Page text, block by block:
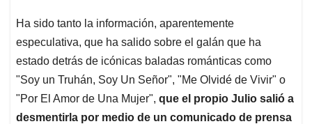
Ha sido tanto la información, aparentemente
especulativa, que ha salido sobre el galán que ha
estado detrás de icónicas baladas románticas como
"Soy un Truhán, Soy Un Señor", "Me Olvidé de Vivir" o
"Por El Amor de Una Mujer", que el propio Julio salió a
desmentirla por medio de un comunicado de prensa